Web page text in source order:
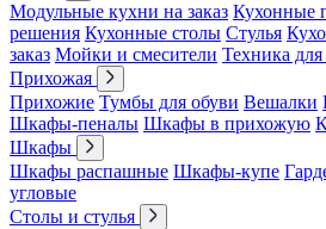
Модульные кухни на заказ Кухонные
решения Кухонные столы Стулья
заказ Мойки и смесители Техника
Прихожая
Прихожие Тумбы для обуви Вешалки
Шкафы-пеналы Шкафы в прихожую
Шкафы
Шкафы распашные Шкафы-купе
угловые
Столы и стулья